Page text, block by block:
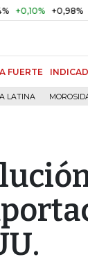
+0,98% UVR
FUERTE
LATINA